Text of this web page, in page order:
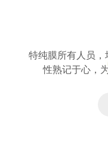
特纯膜所有人员
性熟记于心，